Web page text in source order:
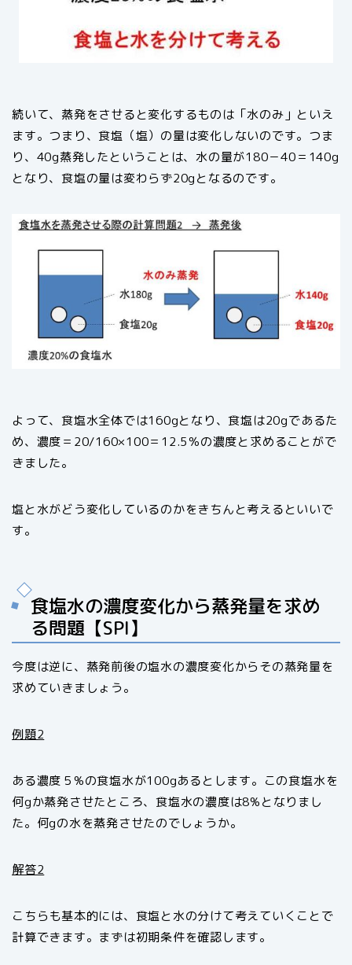
続いて、蒸発をさせると変化するものは「水のみ」といえ
ます。つまり、食塩（塩）の量は変化しないのです。つま
り、40g蒸発したということは、水の量が180－40＝140g
となり、食塩の量は変わらず20gとなるのです。
よって、食塩水全体では160gとなり、食塩は20gであるた
め、濃度＝20/160×100＝12.5％の濃度と求めることがで
きました。
塩と水がどう変化しているのかをきちんと考えるといいで
す。
食塩水の濃度変化から蒸発量を求め
る問題【SPI】
今度は逆に、蒸発前後の塩水の濃度変化からその蒸発量を
求めていきましょう。
例題2
ある濃度５%の食塩水が100gあるとします。この食塩水を
何gか蒸発させたところ、食塩水の濃度は8%となりまし
た。何gの水を蒸発させたのでしょうか。
解答2
こちらも基本的には、食塩と水の分けて考えていくことで
計算できます。まずは初期条件を確認します。